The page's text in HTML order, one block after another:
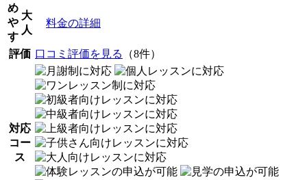
め
や
す
大
人
料金の詳細
評価 口コミ評価を見る （8件）
対応
コー
ス